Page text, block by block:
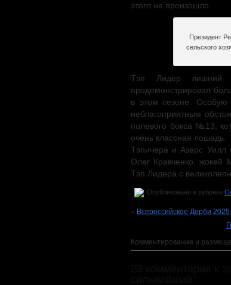
этого не произошло.
Президент
сельского
Тэп Лидер лишний
продемонстрировал
в этом сезоне. Особую
неблагоприятным
полевого бокса №13,
очень классная
Тэпичера и Азерс Уилл
Олег Кравченко, жокей
Тэп Лидера с
Опубликовано в рубрике
« Всероссийское Дерби
Комментирование и